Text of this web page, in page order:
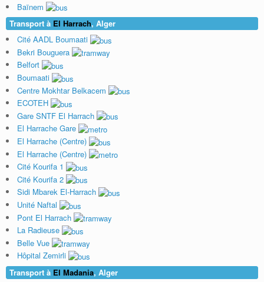
Baïnem
Transport à El Harrach, Alger
Cité AADL Boumaati
Bekri Bouguera
Belfort
Boumaati
Centre Mokhtar Belkacem
ECOTEH
Gare SNTF El Harrach
El Harrache Gare
El Harrache (Centre)
El Harrache (Centre)
Cité Kourifa 1
Cité Kourifa 2
Sidi Mbarek El-Harrach
Unité Naftal
Pont El Harrach
La Radieuse
Belle Vue
Hôpital Zemirli
Transport à El Madania, Alger